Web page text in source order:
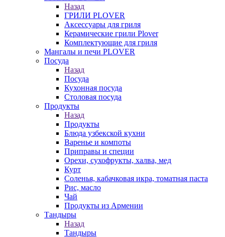
Назад
ГРИЛИ PLOVER
Аксессуары для гриля
Керамические грили Plover
Комплектующие для гриля
Мангалы и печи PLOVER
Посуда
Назад
Посуда
Кухонная посуда
Столовая посуда
Продукты
Назад
Продукты
Блюда узбекской кухни
Варенье и компоты
Приправы и специи
Орехи, сухофрукты, халва, мед
Курт
Соленья, кабачковая икра, томатная паста
Рис, масло
Чай
Продукты из Армении
Тандыры
Назад
Тандыры